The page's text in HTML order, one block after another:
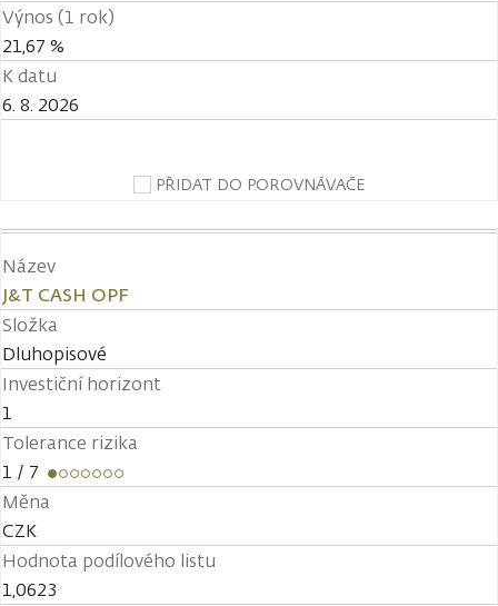
Výnos (1 rok)
21,67 %
K datu
6. 8. 2026
PŘIDAT DO POROVNÁVAČE
Název
J&T CASH OPF
Složka
Dluhopisové
Investiční horizont
1
Tolerance rizika
1 / 7
Měna
CZK
Hodnota podílového listu
1,0623